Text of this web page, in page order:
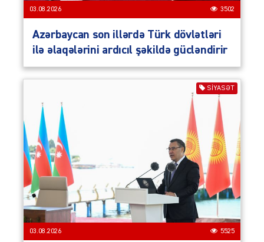
03.08.2026 3502
Azərbaycan son illərdə Türk dövlətləri
ilə əlaqələrini ardıcıl şəkildə gücləndirir
SIYASƏT
03.08.2026 5525